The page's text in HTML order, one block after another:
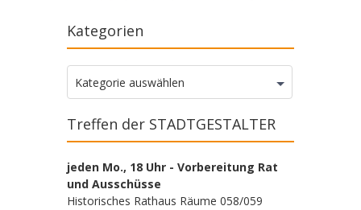
Kategorien
Kategorien
Kategorie auswählen
Treffen der STADTGESTALTER
jeden Mo., 18 Uhr - Vorbereitung Rat
und Ausschüsse
Historisches Rathaus Räume 058/059